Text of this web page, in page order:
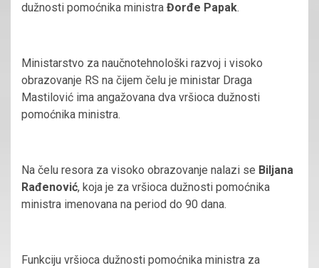
dužnosti pomoćnika ministra Đorđe Papak.
Ministarstvo za naučnotehnološki razvoj i visoko
obrazovanje RS na čijem čelu je ministar Draga
Mastilović ima angažovana dva vršioca dužnosti
pomoćnika ministra.
Na čelu resora za visoko obrazovanje nalazi se Biljana
Rađenović, koja je za vršioca dužnosti pomoćnika
ministra imenovana na period do 90 dana.
Funkciju vršioca dužnosti pomoćnika ministra za